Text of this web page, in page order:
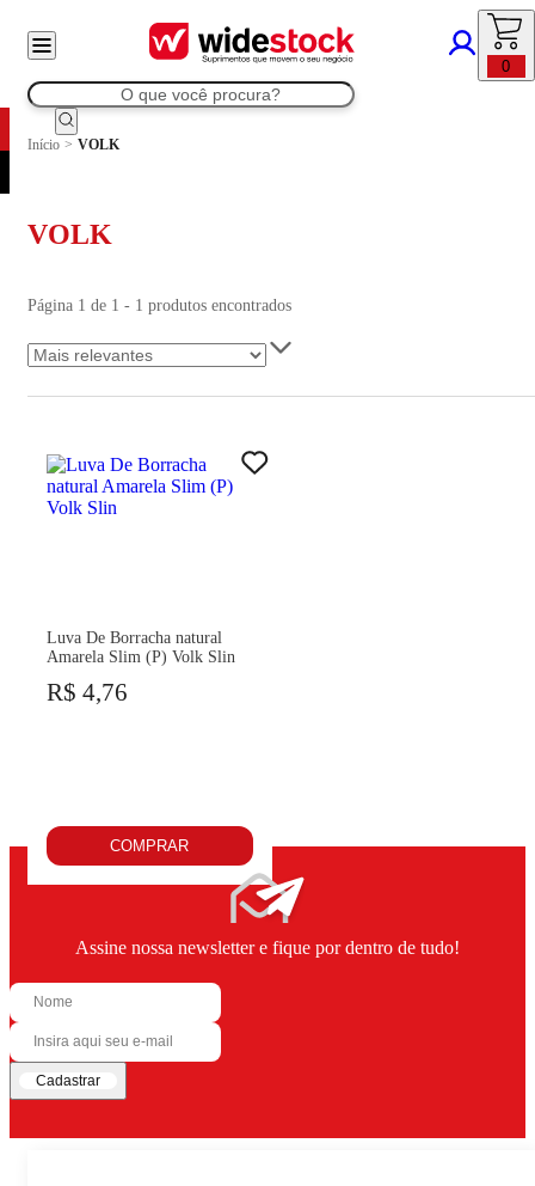
0
Início > VOLK
VOLK
Página 1 de 1 - 1 produtos encontrados
Luva De Borracha natural
Amarela Slim (P) Volk Slin
R$ 4,76
COMPRAR
Assine nossa newsletter e fique por dentro de tudo!
Cadastrar